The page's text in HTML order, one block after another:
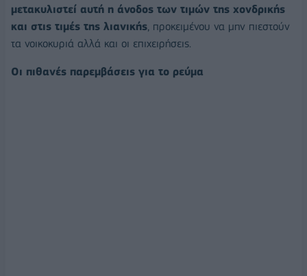
μετακυλιστεί αυτή η άνοδος των τιμών της χονδρικής
και στις τιμές της λιανικής , προκειμένου να μην πιεστούν
τα νοικοκυριά αλλά και οι επιχειρήσεις.
Οι πιθανές παρεμβάσεις για το ρεύμα